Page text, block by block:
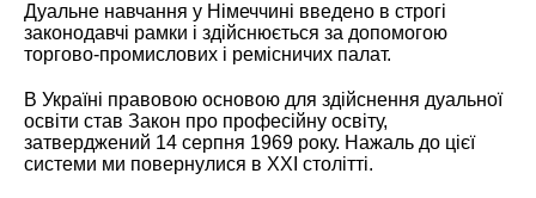
Дуальне навчання у Німеччині введено в строгі
законодавчі рамки і здійснюється за допомогою
торгово-промислових і ремісничих палат.
В Україні правовою основою для здійснення дуальної
освіти став Закон про професійну освіту,
затверджений 14 серпня 1969 року. Нажаль до цієї
системи ми повернулися в ХХІ столітті.